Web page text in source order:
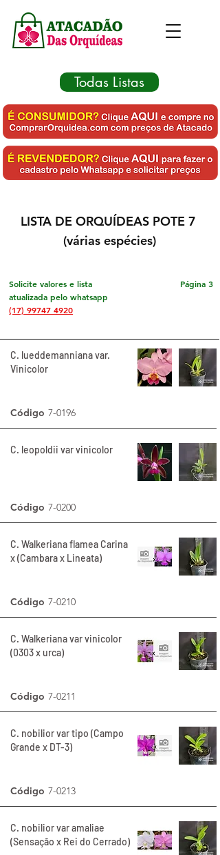
Todas Listas
LISTA DE ORQUÍDEAS POTE 7
(várias espécies)
Solicite valores e lista
atualizada pelo whatsapp
(17) 99747 4920
Página 3
C. lueddemanniana var.
Vinicolor
Código 7-0196
C. leopoldii var vinicolor
Código 7-0200
C. Walkeriana flamea Carina
x (Cambara x Lineata)
Código 7-0210
C. Walkeriana var vinicolor
(0303 x urca)
Código 7-0211
C. nobilior var tipo (Campo
Grande x DT-3)
Código 7-0213
C. nobilior var amaliae
(Sensação x Rei do Cerrado)